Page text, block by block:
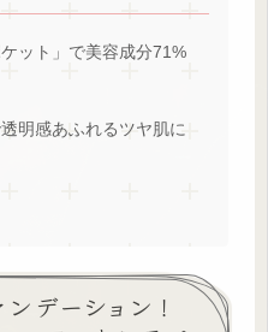
ット」で美容成分71%
明感あふれるツヤ肌に
デーション！